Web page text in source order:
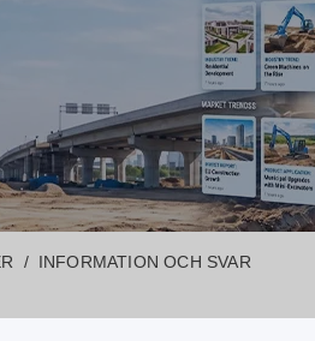
svar
INFORMATION OCH SVAR